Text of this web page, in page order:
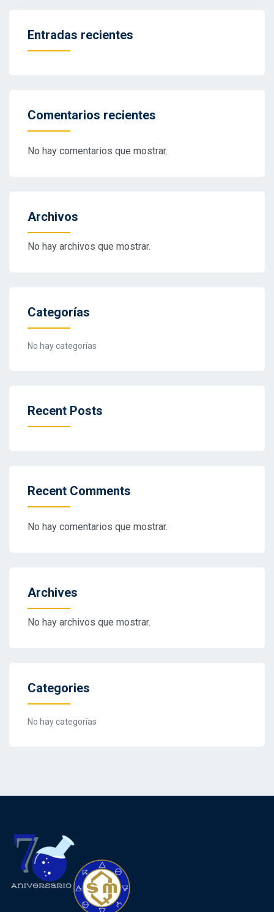
Entradas recientes
Comentarios recientes
No hay comentarios que mostrar.
Archivos
No hay archivos que mostrar.
Categorías
No hay categorías
Recent Posts
Recent Comments
No hay comentarios que mostrar.
Archives
No hay archivos que mostrar.
Categories
No hay categorías